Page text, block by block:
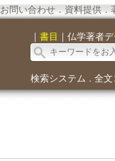
お問い合わせ． 資料提供．
｜ 書目 ｜ 仏学著者
検索システム ． 全文